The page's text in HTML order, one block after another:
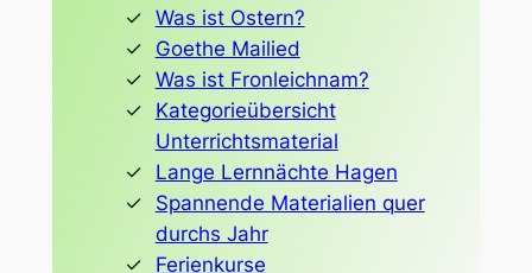
Was ist Ostern?
Goethe Mailied
Was ist Fronleichnam?
Kategorieübersicht
Unterrichtsmaterial
Lange Lernnächte Hagen
Spannende Materialien quer
durchs Jahr
Ferienkurse